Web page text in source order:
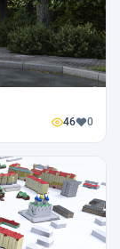
46 0